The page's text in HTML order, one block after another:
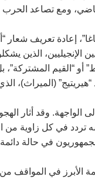
ومع تصاعد
إعادة تعريف شعار
المسيحيين الإنجيليين،
أو “القيم
“هيريتيج”
الواجهة. وقد أثار
في كل زاوية من
في حالة
الأبرز في